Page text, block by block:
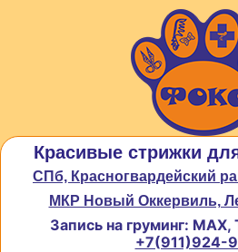
Красивые стрижки
СПб, Красногвардейский
МКР Новый Оккервиль,
Запись на груминг:
+7(911)924-